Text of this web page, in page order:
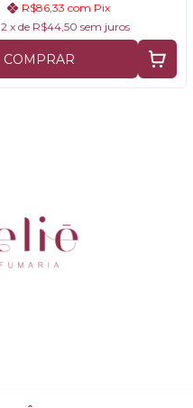
R$86,33 com Pix
2 x de R$44,50 sem juros
COMPRAR